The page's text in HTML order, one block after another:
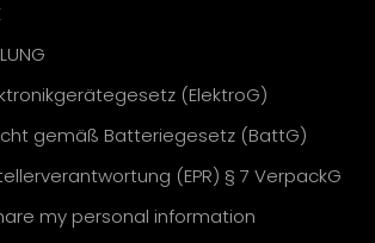
(ElektroG)
gemäß Batteriegesetz (BattG)
(EPR) § 7 VerpackG
my personal information